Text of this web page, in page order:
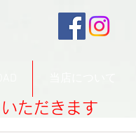
ただきます